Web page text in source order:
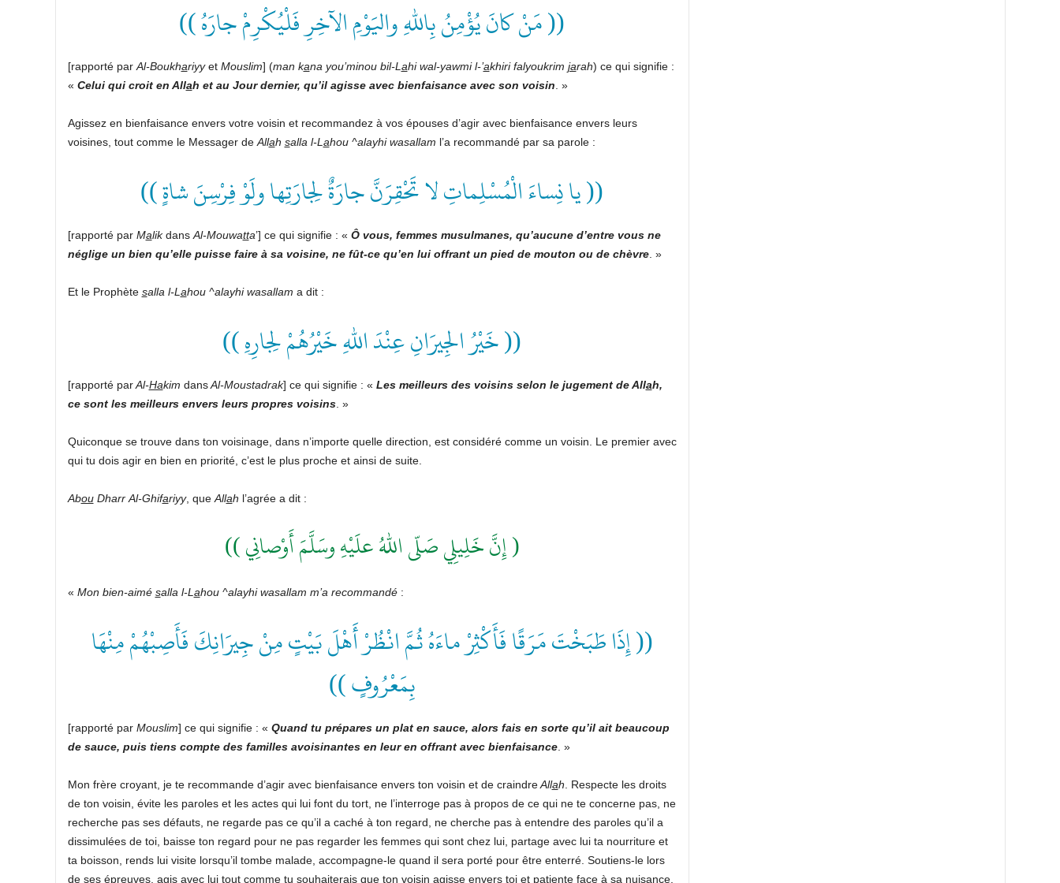
(( مَنْ كانَ يُؤْمِنُ بِاللهِ واليَوْمِ الآخِرِ فَلْيُكْرِمْ جارَهُ ))
[rapporté par Al-Boukhariyyet Mouslim] (man kana you’minou bil-L ahi wal-yawmi l-’akhiri falyoukrim jarah) ce qui signifie :
« Celui qui croit en Allah et au Jour dernier, qu’il agisse avec bienfaisance avec son voisin . »
Agissez en bienfaisance envers votre voisin et recommandez à vos épouses d’agir avec bienfaisance envers leurs
voisines, tout comme le Messager de Allah salla l-L ahou ^alayhi wasallam l’a recommandé par sa parole :
(( يا نِساءَ الْمُسْلِماتِ لا تَحْقِرَنَّ جارَةٌ لِجارَتِها ولَوْ فِرْسِنَ شاةٍ ))
[rapporté par Malikdans Al-Mouwatta’] ce qui signifie : « Ô vous, femmes musulmanes, qu’aucune d’entre vous ne
néglige un bien qu’elle puisse faire à sa voisine, ne fût-ce qu’en lui offrant un pied de mouton ou de chèvre. »
Et le Prophète salla l-L ahou ^alayhi wasallam a dit :
(( خَيْرُ الجِيرَانِ عِنْدَ اللهِ خَيْرُهُمْ لِجارِهِ ))
[rapporté parAl-Hakim dansAl-Moustadrak] ce qui signifie : « Les meilleurs des voisins selon le jugement de Allah,
ce sont les meilleurs envers leurs propres voisins. »
Quiconque se trouve dans ton voisinage, dans n’importe quelle direction, est considéré comme un voisin. Le premier avec
qui tu dois agir en bien en priorité, c’est le plus proche et ainsi de suite.
AbouDharr Al-Ghifariyy, que Allah l’agrée a dit :
( إِنَّ خَلِيلِي صَلّى اللهُ علَيْهِ وسَلَّمَ أَوْصانِي ))
« Mon bien-aimé salla l-Lahou ^alayhi wasallam m’a recommandé :
(( إِذَا طَبَخْتَ مَرَقًا فَأَكْثِرْ ماءَهُ ثُمَّ انْظُرْ أَهْلَ بَيْتٍ مِنْ جِيرَانِكَ فَأَصِبْهُمْ مِنْهَا
بِمَعْرُوفٍ ))
[rapporté par Mouslim] ce qui signifie : « Quand tu prépares un plat en sauce, alors fais en sorte qu’il ait beaucoup
de sauce, puis tiens compte des familles avoisinantes en leur en offrant avec bienfaisance. »
Mon frère croyant, je te recommande d’agir avec bienfaisance envers ton voisin et de craindreAllah. Respecte les droits
de ton voisin, évite les paroles et les actes qui lui font du tort, ne l’interroge pas à propos de ce qui ne te concerne pas, ne
recherche pas ses défauts, ne regarde pas ce qu’il a caché à ton regard, ne cherche pas à entendre des paroles qu’il a
dissimulées de toi, baisse ton regard pour ne pas regarder les femmes qui sont chez lui, partage avec lui ta nourriture et
ta boisson, rends lui visite lorsqu’il tombe malade, accompagne-le quand il sera porté pour être enterré. Soutiens-le lors
de ses épreuves, agis avec lui tout comme tu souhaiterais que ton voisin agisse envers toi et patiente face à sa nuisance.